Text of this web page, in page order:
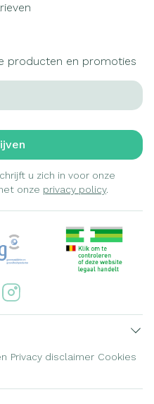
producten en promoties
u zich in voor onze
onze privacy policy.
Privacy disclaimer Cookies